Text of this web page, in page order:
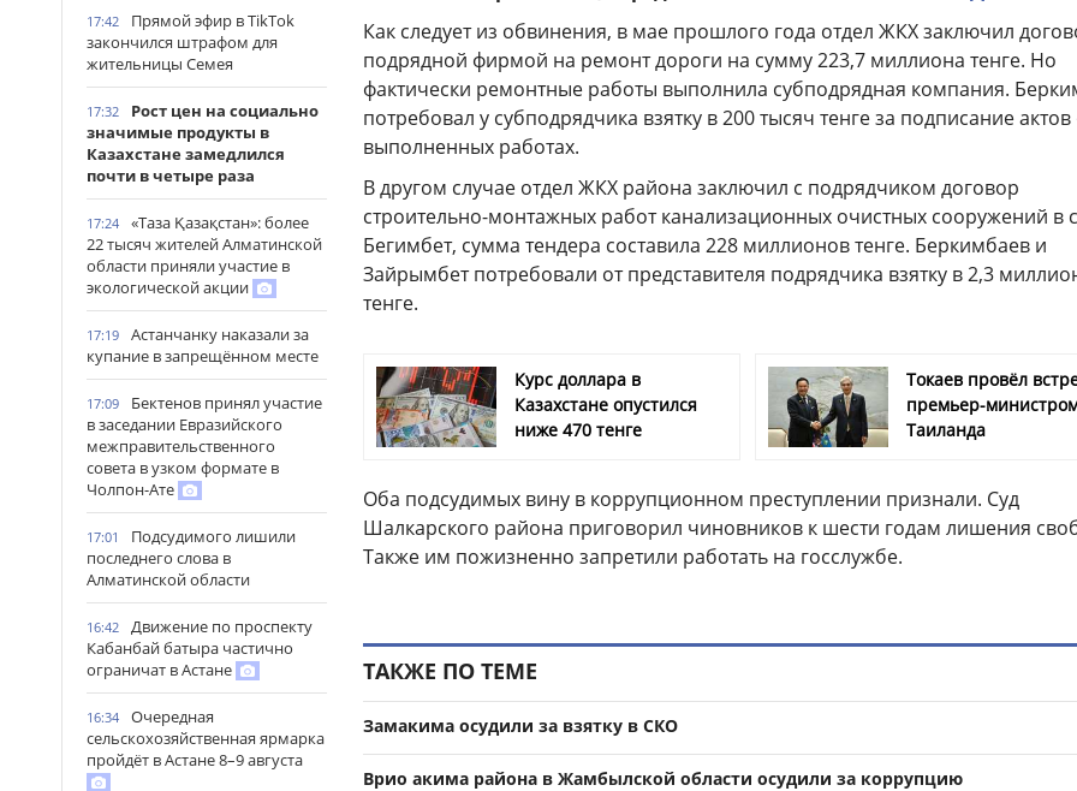
17:42
Прямой эфир в TikTok
закончился штрафом для
жительницы Семея
17:32
Рост цен на социально
значимые продукты в
Казахстане замедлился
почти в четыре раза
17:24
«Таза Қазақстан»: более
22 тысяч жителей Алматинской
области приняли участие в
экологической акции
17:19
Астанчанку наказали за
купание в запрещённом месте
17:09
Бектенов принял участие
в заседании Евразийского
межправительственного
совета в узком формате в
Чолпон-Ате
17:01
Подсудимого лишили
последнего слова в
Алматинской области
16:42
Движение по проспекту
Кабанбай батыра частично
ограничат в Астане
16:34
Очередная
сельскохозяйственная ярмарка
пройдёт в Астане 8–9 августа
Как следует из обвинения, в мае прошлого года отдел ЖКХ заключил
подрядной фирмой на ремонт дороги на сумму 223,7 миллиона тенге. Но
фактически ремонтные работы выполнила субподрядная компания.
потребовал у субподрядчика взятку в 200 тысяч тенге за подписание актов
выполненных работах.
В другом случае отдел ЖКХ района заключил с подрядчиком договор
строительно-монтажных работ канализационных очистных сооружений в
Бегимбет, сумма тендера составила 228 миллионов тенге. Беркимбаев и
Зайрымбет потребовали от представителя подрядчика взятку в 2,3
тенге.
Курс доллара в
Казахстане опустился
ниже 470 тенге
Токаев провёл
премьер-
Таиланда
Оба подсудимых вину в коррупционном преступлении признали. Суд
Шалкарского района приговорил чиновников к шести годам лишения
Также им пожизненно запретили работать на госслужбе.
ТАКЖЕ ПО ТЕМЕ
Замакима осудили за взятку в СКО
Врио акима района в Жамбылской области осудили за коррупцию